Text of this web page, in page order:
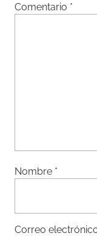
Comentario *
Nombre *
Correo